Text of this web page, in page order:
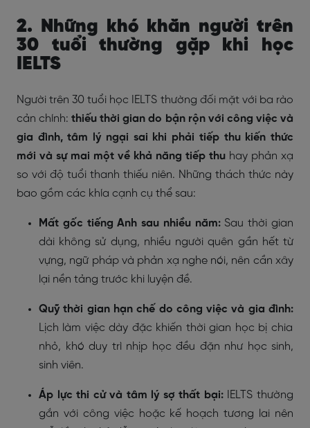
2. Những khó khăn người trên
30 tuổi thường gặp khi học
IELTS
Người trên 30 tuổi học IELTS thường đối mặt với ba rào
cản chính:thiếu thời gian do bận rộn với công việc và
gia đình, tâm lý ngại sai khi phải tiếp thu kiến thức
mới và sự mai một về khả năng tiếp thu hay phản xạ
so với độ tuổi thanh thiếu niên. Những thách thức này
bao gồm các khía cạnh cụ thể sau:
Mất gốc tiếng Anh sau nhiều năm:Sau thời gian
dài không sử dụng, nhiều người quên gần hết từ
vựng, ngữ pháp và phản xạ nghe nói, nên cần xây
lại nền tảng trước khi luyện đề.
Quỹ thời gian hạn chế do công việc và gia đình:
Lịch làm việc dày đặc khiến thời gian học bị chia
nhỏ, khó duy trì nhịp học đều đặn như học sinh,
sinh viên.
Áp lực thi cử và tâm lý sợ thất bại:IELTS thường
gắn với công việc hoặc kế hoạch tương lai nên